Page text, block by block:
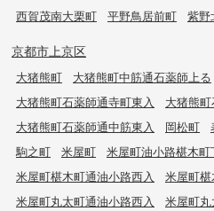
西賀茂南大栗町
平野鳥居前町 紫野
京都市上京区
大猪熊町 大猪熊町中筋通石薬師上る
大猪熊町石薬師通寺町東入
大猪熊
大猪熊町石薬師通中筋東入
岡松町
駒之町
米屋町 米屋町油小路椹木町
米屋町椹木町通油小路西入
米屋町
米屋町丸太町通油小路西入
米屋町